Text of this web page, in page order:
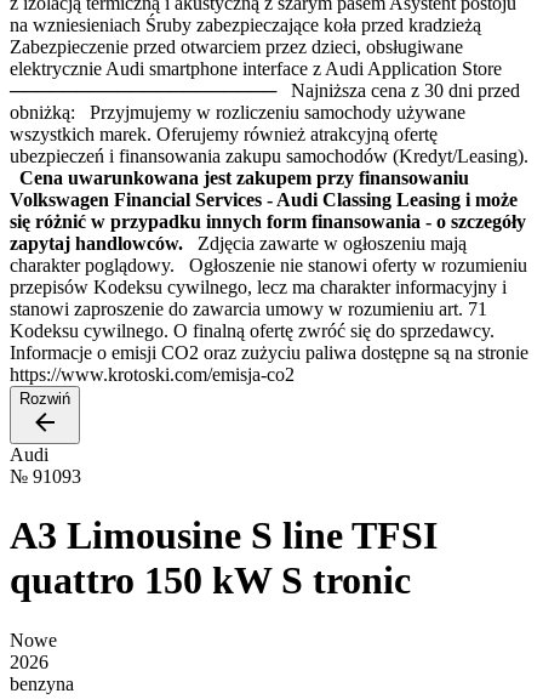
na wzniesieniach Śruby zabezpieczające koła przed kradzieżą
Zabezpieczenie przed otwarciem przez dzieci, obsługiwane
elektrycznie Audi smartphone interface z Audi Application Store
──────────────────── Najniższa cena z 30 dni przed
obniżką: Przyjmujemy w rozliczeniu samochody używane
wszystkich marek. Oferujemy również atrakcyjną ofertę
ubezpieczeń i finansowania zakupu samochodów (Kredyt/Leasing).
Cena uwarunkowana jest zakupem przy finansowaniu
Volkswagen Financial Services - Audi Classing Leasing i może
się różnić w przypadku innych form finansowania - o szczegóły
zapytaj handlowców. Zdjęcia zawarte w ogłoszeniu mają
charakter poglądowy. Ogłoszenie nie stanowi oferty w rozumieniu
przepisów Kodeksu cywilnego, lecz ma charakter informacyjny i
stanowi zaproszenie do zawarcia umowy w rozumieniu art. 71
Kodeksu cywilnego. O finalną ofertę zwróć się do sprzedawcy.
Informacje o emisji CO2 oraz zużyciu paliwa dostępne są na stronie
https://www.krotoski.com/emisja-co2
Rozwiń
Audi
№ 91093
A3 Limousine S line TFSI
quattro 150 kW S tronic
Nowe
2026
benzyna